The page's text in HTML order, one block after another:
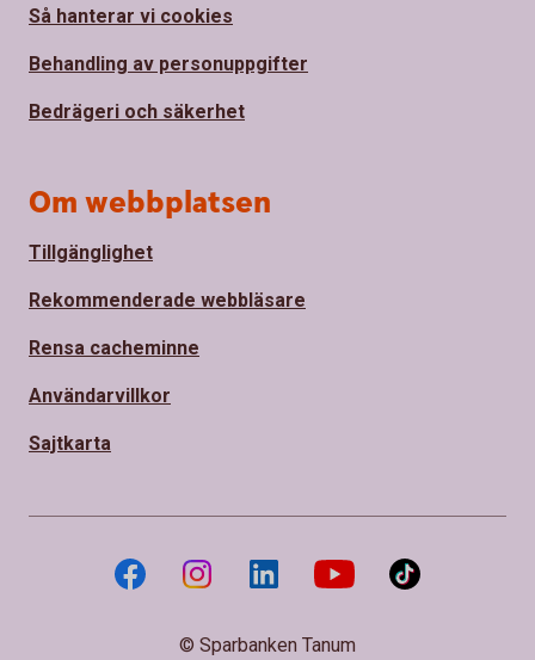
Så hanterar vi cookies
Behandling av personuppgifter
Bedrägeri och säkerhet
Om webbplatsen
Tillgänglighet
Rekommenderade webbläsare
Rensa cacheminne
Användarvillkor
Sajtkarta
© Sparbanken Tanum